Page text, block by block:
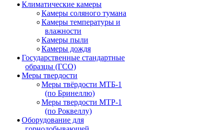
Климатические камеры
Камеры соляного тумана
Камеры температуры и
влажности
Камеры пыли
Камеры дождя
Государственные стандартные
образцы (ГСО)
Меры твердости
Меры твёрдости МТБ-1
(по Бринеллю)
Меры твердости МТР-1
(по Роквеллу)
Оборудование для